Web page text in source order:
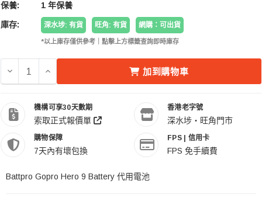
保養: 1 年保養
庫存: 深水埗: 有貨 旺角: 有貨 網購：可出貨
*以上庫存僅供參考｜點擊上方標籤查詢即時庫存
減少 BATTPRO GOPRO HERO 9 10 11 12 BATTERY 代用
增加 BATTPRO GOPRO HERO 9 10 11 12
加到購物車
機構可享30天數期
索取正式報價單
香港老字號
深水埗・旺角門市
購物保障
7天內有壞包換
FPS | 信用卡
FPS 免手續費
Battpro Gopro Hero 9 Battery 代用電池